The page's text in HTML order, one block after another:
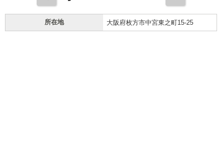
所在地 大阪府枚方市中宮東之町15-25